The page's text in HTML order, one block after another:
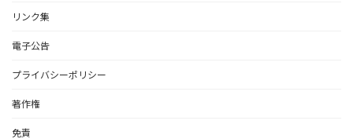
リンク集
電子公告
プライバシーポリシー
著作権
免責